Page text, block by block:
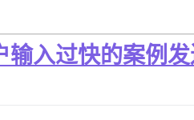
输入过快的案例